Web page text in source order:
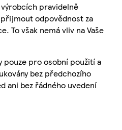
pravidelně
přijmout odpovědnost za
To však nemá vliv na Vaše
pouze pro osobní použití a
bez předchozího
ani bez řádného uvedení